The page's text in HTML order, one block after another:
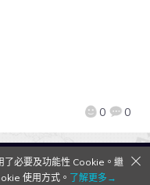
0 0
2026
了必要及功能性 Cookie。繼
使用方式。 了解更多→